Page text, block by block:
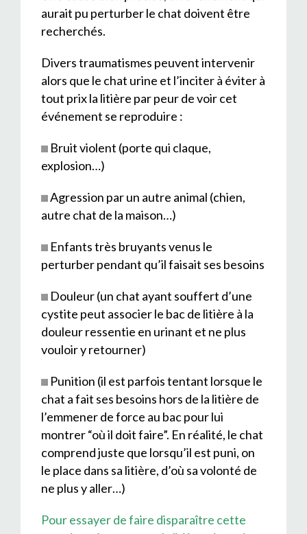
aurait pu perturber le chat doivent être
recherchés.
Divers traumatismes peuvent intervenir
alors que le chat urine et l’inciter à éviter à
tout prix la litière par peur de voir cet
événement se reproduire :
Bruit violent (porte qui claque,
explosion…)
Agression par un autre animal (chien,
autre chat de la maison…)
Enfants très bruyants venus le
perturber pendant qu’il faisait ses besoins
Douleur (un chat ayant souffert d’une
cystite peut associer le bac de litière à la
douleur ressentie en urinant et ne plus
vouloir y retourner)
Punition (il est parfois tentant lorsque le
chat a fait ses besoins hors de la litière de
l’emmener de force au bac pour lui
montrer “où il doit faire”. En réalité, le chat
comprend juste que lorsqu’il est puni, on
le place dans sa litière, d’où sa volonté de
ne plus y aller…)
Pour essayer de faire disparaître cette